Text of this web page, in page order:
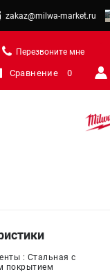
zakaz@milwa-market.ru
Перезвоните мне
Сравнение 0
: Стальная с
покрытием